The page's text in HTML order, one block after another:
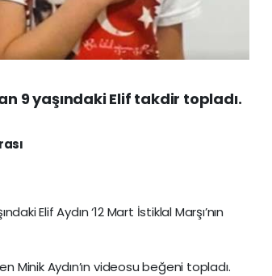
9 yaşındaki Elif takdir topladı.
Elif Aydın ‘12 Mart İstiklal Marşı’nın
Minik Aydın’ın videosu beğeni topladı.